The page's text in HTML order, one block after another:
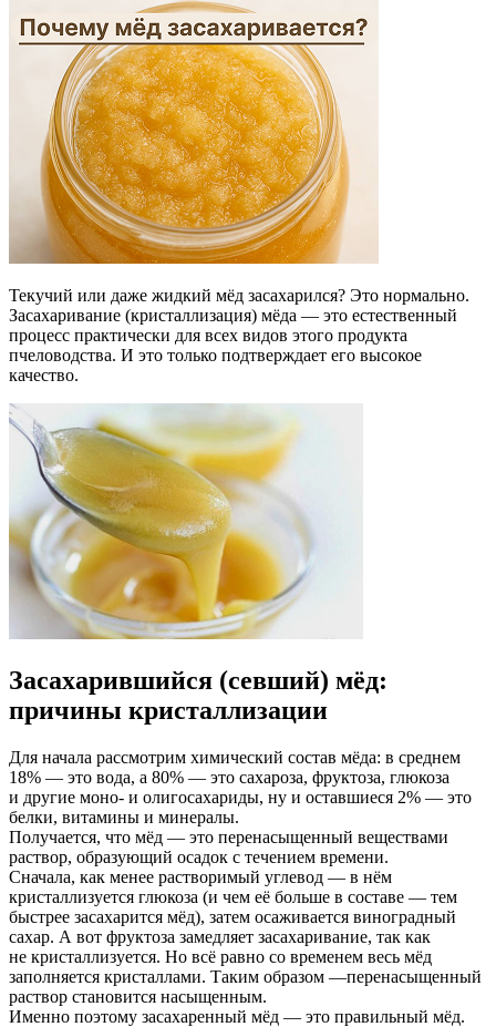
Текучий или даже жидкий мёд засахарился? Это нормально.
Засахаривание (кристаллизация) мёда — это естественный
процесс практически для всех видов этого продукта
пчеловодства. И это только подтверждает его высокое
качество.
Засахарившийся (севший) мёд:
причины кристаллизации
Для начала рассмотрим химический состав мёда: в среднем
18% — это вода, а 80% — это сахароза, фруктоза, глюкоза
и другие моно- и олигосахариды, ну и оставшиеся 2% — это
белки, витамины и минералы.
Получается, что мёд — это перенасыщенный веществами
раствор, образующий осадок с течением времени.
Сначала, как менее растворимый углевод — в нём
кристаллизуется глюкоза (и чем её больше в составе — тем
быстрее засахарится мёд), затем осаживается виноградный
сахар. А вот фруктоза замедляет засахаривание, так как
не кристаллизуется. Но всё равно со временем весь мёд
заполняется кристаллами. Таким образом —перенасыщенный
раствор становится насыщенным.
Именно поэтому засахаренный мёд — это правильный мёд.